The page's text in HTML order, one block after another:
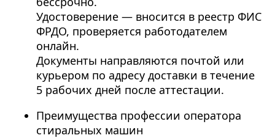
Удостоверение — вносится в реестр ФИС
ФРДО, проверяется работодателем
онлайн.
Документы направляются почтой или
курьером по адресу доставки в течение
5 рабочих дней после аттестации.
Преимущества профессии оператора
стиральных машин